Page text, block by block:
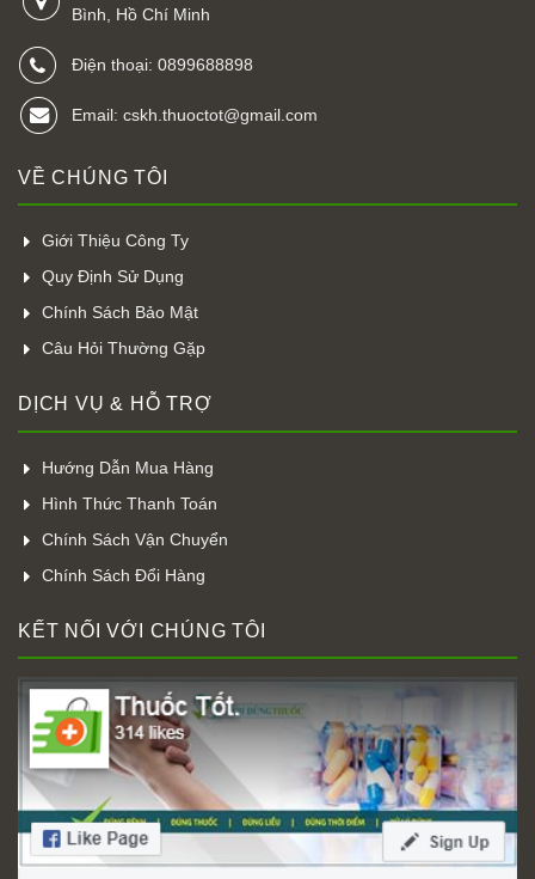
Bình, Hồ Chí Minh
Điện thoại: 0899688898
Email: cskh.thuoctot@gmail.com
VỀ CHÚNG TÔI
Giới Thiệu Công Ty
Quy Định Sử Dụng
Chính Sách Bảo Mật
Câu Hỏi Thường Gặp
DỊCH VỤ & HỖ TRỢ
Hướng Dẫn Mua Hàng
Hình Thức Thanh Toán
Chính Sách Vận Chuyển
Chính Sách Đổi Hàng
KẾT NỐI VỚI CHÚNG TÔI